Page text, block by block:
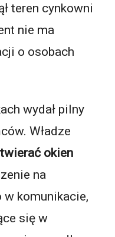
teren cynkowni
nie ma
o osobach
wydał pilny
Władze
okien
na
w komunikacie,
się w